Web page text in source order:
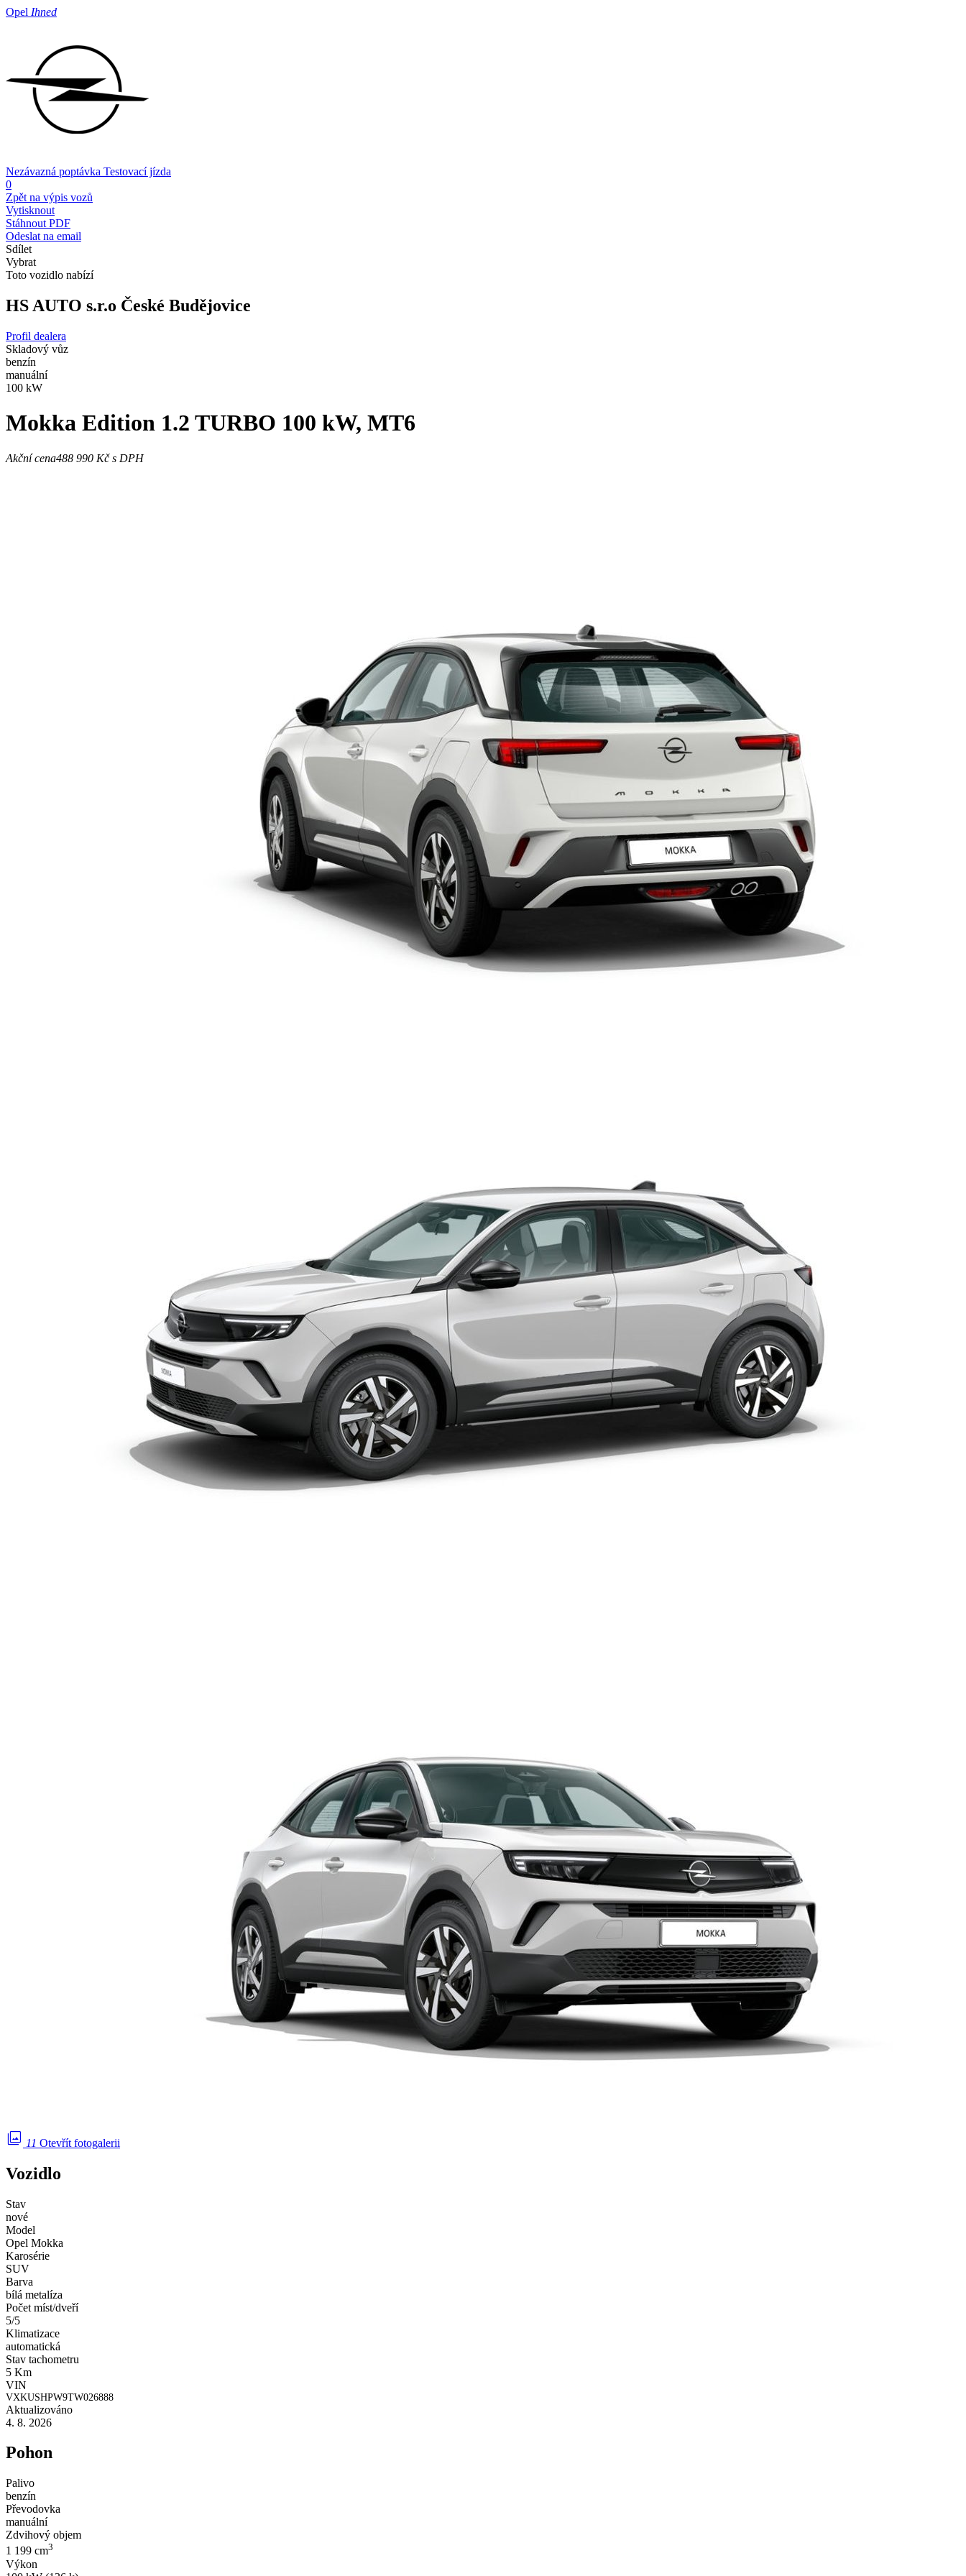
Opel Ihned
Nezávazná poptávka Testovací jízda
0
Zpět na výpis vozů
Vytisknout
Stáhnout PDF
Odeslat na email
Sdílet
Vybrat
Toto vozidlo nabízí
HS AUTO s.r.o České Budějovice
Profil dealera
Skladový vůz
benzín
manuální
100 kW
Mokka Edition 1.2 TURBO 100 kW, MT6
Akční cena488 990 Kčs DPH
photo_library 11 Otevřít fotogalerii
Vozidlo
Stav
nové
Model
Opel Mokka
Karosérie
SUV
Barva
bílá metalíza
Počet míst/dveří
5/5
Klimatizace
automatická
Stav tachometru
5 Km
VIN
VXKUSHPW9TW026888
Aktualizováno
4. 8. 2026
Pohon
Palivo
benzín
Převodovka
manuální
Zdvihový objem
1 199 cm3
Výkon